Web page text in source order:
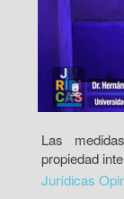
Las
propiedad
Jurídicas